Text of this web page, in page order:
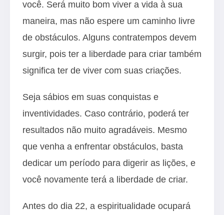
você. Será muito bom viver a vida à sua
maneira, mas não espere um caminho livre
de obstáculos. Alguns contratempos devem
surgir, pois ter a liberdade para criar também
significa ter de viver com suas criações.
Seja sábios em suas conquistas e
inventividades. Caso contrário, poderá ter
resultados não muito agradáveis. Mesmo
que venha a enfrentar obstáculos, basta
dedicar um período para digerir as lições, e
você novamente terá a liberdade de criar.
Antes do dia 22, a espiritualidade ocupará